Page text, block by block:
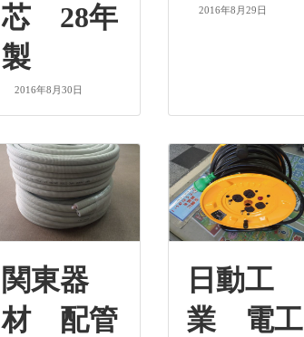
芯 28年
製
2016年8月30日
2016年8月29日
関東器
材 配管
日動工
業 電工